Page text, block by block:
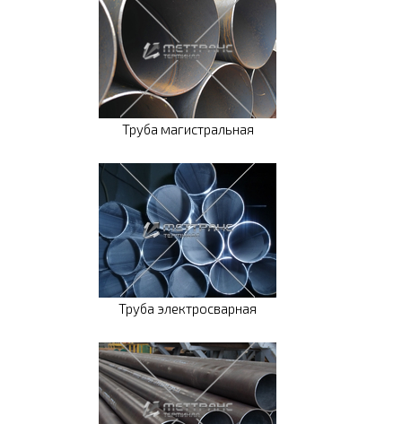
Труба магистральная
Труба электросварная